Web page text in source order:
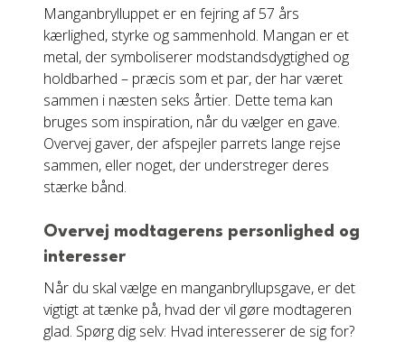
Manganbrylluppet er en fejring af 57 års
kærlighed, styrke og sammenhold. Mangan er et
metal, der symboliserer modstandsdygtighed og
holdbarhed – præcis som et par, der har været
sammen i næsten seks årtier. Dette tema kan
bruges som inspiration, når du vælger en gave.
Overvej gaver, der afspejler parrets lange rejse
sammen, eller noget, der understreger deres
stærke bånd.
Overvej modtagerens personlighed og
interesser
Når du skal vælge en manganbryllupsgave, er det
vigtigt at tænke på, hvad der vil gøre modtageren
glad. Spørg dig selv: Hvad interesserer de sig for?